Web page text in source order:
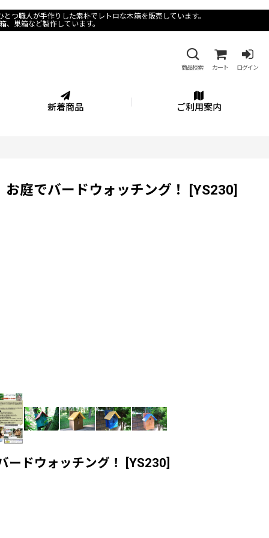
つ職人が手作りした素朴でレトロな木箱を販売しています。
巣箱など製作しています。
商品検索 カート ログイン
新着商品 ご利用案内
庭でバードウォッチング！ [YS230]
ドウォッチング！ YS230